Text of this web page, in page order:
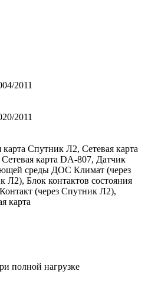
2011
2011
карта Спутник Л2, Сетевая карта
карта DA-807, Датчик
среды ДОС Климат (через
Л2), Блок контактов состояния
(через Спутник Л2),
карта
полной нагрузке